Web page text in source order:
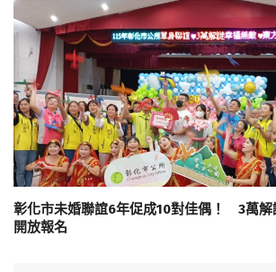
彰化市未婚聯誼6年促成10對佳偶！ 3萬
開放報名